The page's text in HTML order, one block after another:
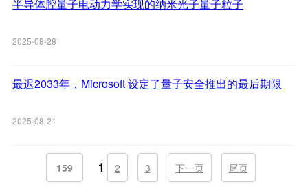
半导体腔量子电动力学实现的纳米光子量子粒子
2025-08-28
最迟2033年，Microsoft 设定了量子安全推出的最后期限
2025-08-21
159 1 2 3 下一页 尾页